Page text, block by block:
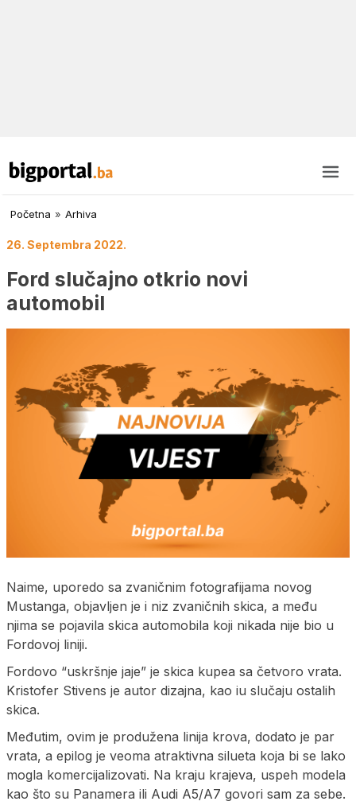
Početna » Arhiva
26. Septembra 2022.
Ford slučajno otkrio novi
automobil
Naime, uporedo sa zvaničnim fotografijama novog
Mustanga, objavljen je i niz zvaničnih skica, a među
njima se pojavila skica automobila koji nikada nije bio u
Fordovoj liniji.
Fordovo “uskršnje jaje” je skica kupea sa četvoro vrata.
Kristofer Stivens je autor dizajna, kao iu slučaju ostalih
skica.
Međutim, ovim je produžena linija krova, dodato je par
vrata, a epilog je veoma atraktivna silueta koja bi se lako
mogla komercijalizovati. Na kraju krajeva, uspeh modela
kao što su Panamera ili Audi A5/A7 govori sam za sebe.